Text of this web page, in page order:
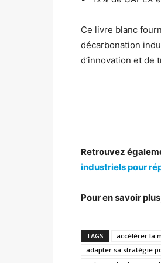
Ce livre blanc
décarbonation
d’innovation et de
Retrouvez
industriels pour
Pour en savoir
TAGS accélérer la
adapter sa stratégie